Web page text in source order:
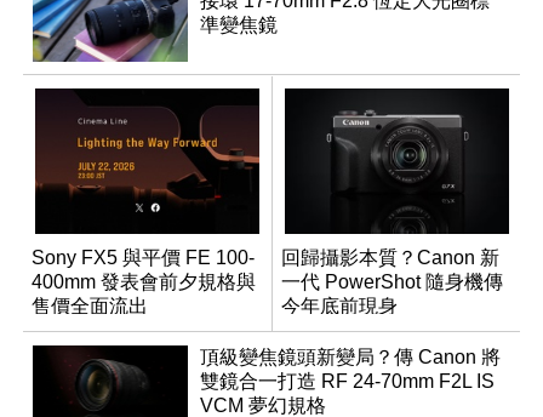
準變焦鏡
Sony FX5 與平價 FE 100-
400mm 發表會前夕規格與
售價全面流出
回歸攝影本質？Canon 新
一代 PowerShot 隨身機傳
今年底前現身
頂級變焦鏡頭新變局？傳 Canon 將
雙鏡合一打造 RF 24-70mm F2L IS
VCM 夢幻規格